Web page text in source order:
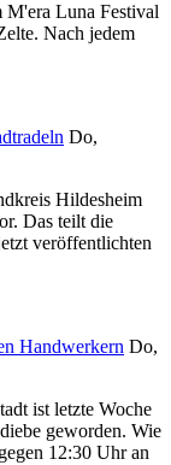
M'era Luna Festival
Nach jedem
Do,
Hildesheim
Das teilt die
veröffentlichten
Handwerkern Do,
ist letzte Woche
geworden. Wie
12:30 Uhr an